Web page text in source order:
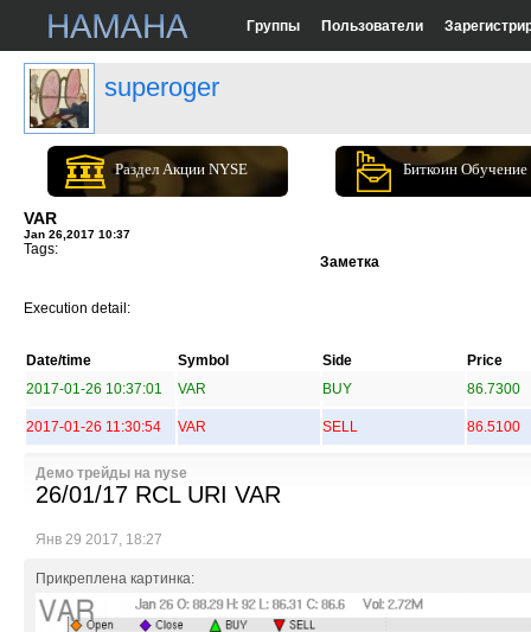
Группы Пользователи
superoger
Раздел Акции NYSE Биткоин Обучение
VAR
Jan 26,2017 10:37
Tags:
Заметка
Execution detail:
Date/time Symbol Side
Price
2017-01-26 10:37:01
VAR BUY 86.7300
2017-01-26 11:30:54 VAR SELL 86.5100
Демо трейды на nyse
26/01/17 RCL URI VAR
Янв 29 2017, 18:27
Прикреплена картинка: